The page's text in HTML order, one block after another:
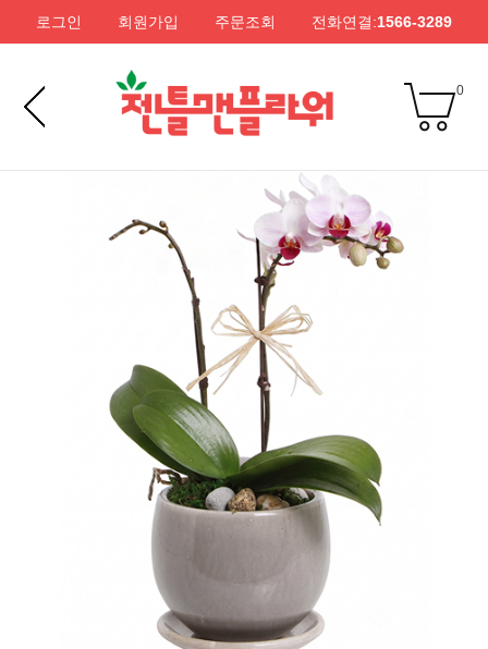
로그인 회원가입 주문조회 전화연결:1566-3289
0